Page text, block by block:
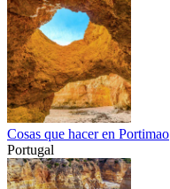
Cosas que hacer en Portimao
Portugal